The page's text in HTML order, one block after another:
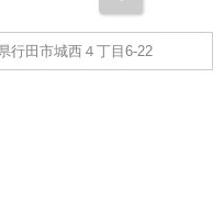
行田市城西４丁目6-22